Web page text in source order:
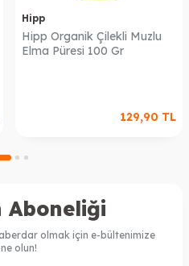
Hipp
Hipp Organik Çilekli Muzlu
Elma Püresi 100 Gr
129,90 TL
Aboneliği
olmak için e-bültenimize
olun!